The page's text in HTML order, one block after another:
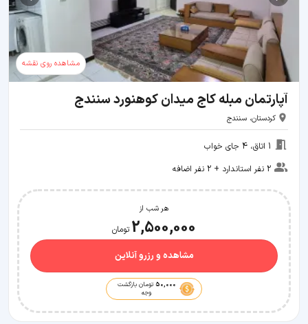
مشاهده روی نقشه
آپارتمان مبله کاج میدان کوهنورد سنندج
کردستان، سنندج
1 اتاق، 4 جای خواب
2 نفر استاندارد + 2 نفر اضافه
هر شب از
2,500,000 تومان
مشاهده و رزرو آنلاین
50,000 تومان بازگشت
وجه